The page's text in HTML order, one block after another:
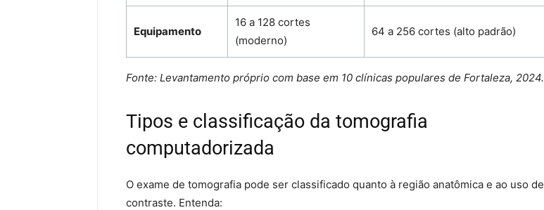
Equipamento
16 a 128 cortes
(moderno)
64 a 256 cortes (alto padrão)
Fonte: Levantamento próprio com base em 10 clínicas populares de Fortaleza, 2024.
Tipos e classificação da tomografia
computadorizada
O exame de tomografia pode ser classificado quanto à região anatômica e ao uso de
contraste. Entenda: